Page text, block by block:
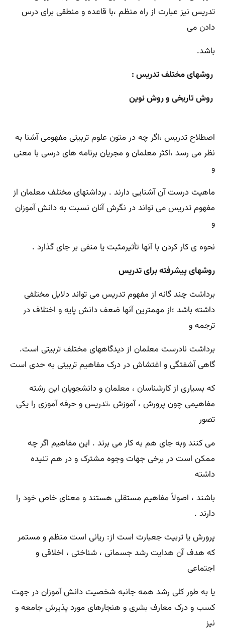
تدریس نیز عبارت از راه منظم ،با قاعده و منطقی برای درس
دادن می
باشد.
روشهای مختلف تدریس :
روش تاریخی و روش نوین
اصطلاح تدریس ،اگر چه در متون علوم تربیتی مفهومی آشنا به
نظر می رسد ،اکثر معلمان و مجریان برنامه های درسی با معنی
و
ماهیت درست آن آشنایی دارند . برداشتهای مختلف معلمان از
مفهوم تدریس می تواند در نگرش آنان نسبت به دانش آموزان
و
نحوه ی کار کردن با آنها تأثیرمثبت یا منفی بر جای گذارد .
روشهای پیشرفته برای تدریس
برداشت چند گانه از مفهوم تدریس می تواند دلایل مختلفی
داشته باشد ؛از مهمترین آنها ضعف دانش پایه و اختلاف در
ترجمه و
برداشت نادرست معلمان از دیدگاههای مختلف تربیتی است.
گاهی آشفتگی و اغتشاش در درک مفاهیم تربیتی به حدی است
که بسیاری از کارشناسان ، معلمان و دانشجویان این رشته
مفاهیمی چون پرورش ، آموزش ،تدریس و حرفه آموزی را یکی
تصور
می کنند وبه جای هم به کار می برند . این مفاهیم اگر چه
ممکن است در برخی جهات وجوه مشترک و در هم تنیده
داشته
باشند ، اصولاً مفاهیم مستقلی هستند و معنای خاص خود را
دارند .
پرورش یا تربیت جعبارت است از: ریانی است منظم و مستمر
که هدف آن هدایت رشد جسمانی ، شناختی ، اخلاقی و
اجتماعی
یا به طور کلی رشد همه جانبه شخصیت دانش آموزان در جهت
کسب و درک معارف بشری و هنجارهای مورد پذیرش جامعه و
نیز